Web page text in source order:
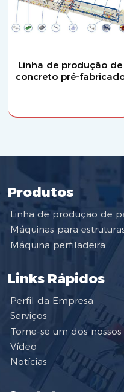
Linha de produção de
concreto pré-
Produtos
Linha de produção de
Máquinas para
Máquina perfiladeira
Links Rápidos
Perfil da Empresa
Serviços
Torne-se um dos
Vídeo
Notícias